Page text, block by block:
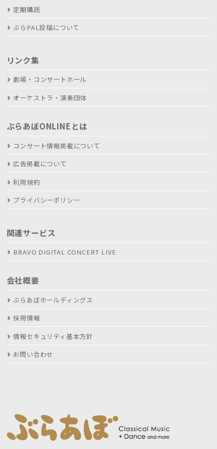
定期購読
ぶらPAL投稿について
リンク集
劇場・コンサートホール
オーケストラ・演奏団体
ぶらあぼONLINEとは
コンサート情報掲載について
広告掲載について
利用規約
プライバシーポリシー
関連サービス
BRAVO DIGITAL CONCERT LIVE
会社概要
ぶらあぼホールディングス
採用情報
情報セキュリティ基本方針
お問い合わせ